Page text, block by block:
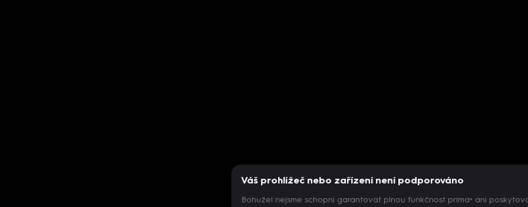
Váš prohlížeč nebo zařízení není podporováno
Bohužel nejsme schopni garantovat plnou funkčnost prima+ ani